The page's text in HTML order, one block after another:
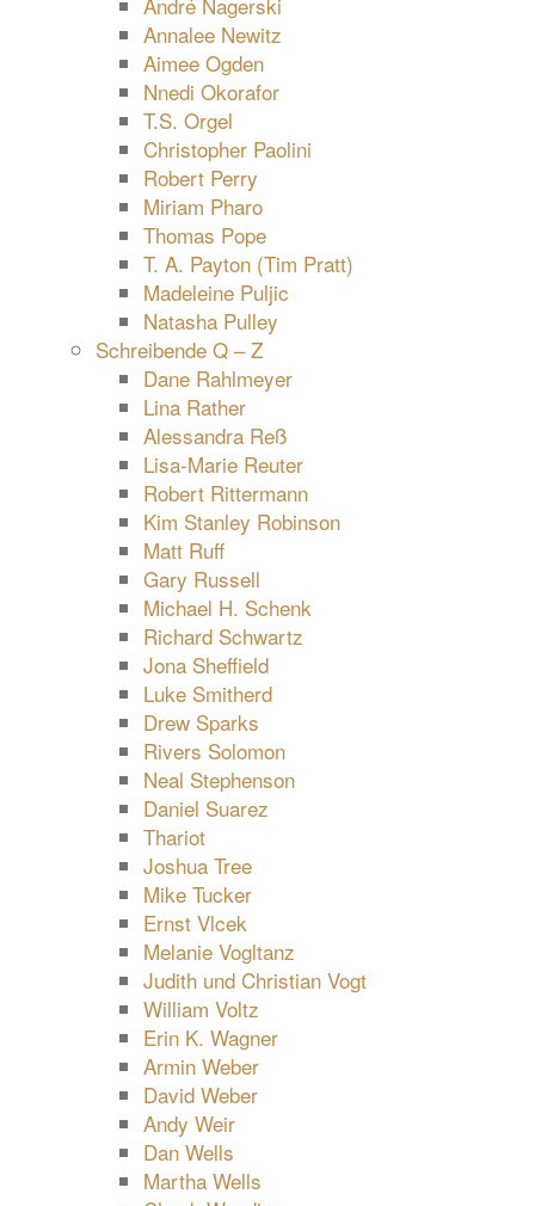
Annalee Newitz
Aimee Ogden
Nnedi Okorafor
T.S. Orgel
Christopher Paolini
Robert Perry
Miriam Pharo
Thomas Pope
T. A. Payton (Tim Pratt)
Madeleine Puljic
Natasha Pulley
Schreibende Q – Z
Dane Rahlmeyer
Lina Rather
Alessandra Reß
Lisa-Marie Reuter
Robert Rittermann
Kim Stanley Robinson
Matt Ruff
Gary Russell
Michael H. Schenk
Richard Schwartz
Jona Sheffield
Luke Smitherd
Drew Sparks
Rivers Solomon
Neal Stephenson
Daniel Suarez
Thariot
Joshua Tree
Mike Tucker
Ernst Vlcek
Melanie Vogltanz
Judith und Christian Vogt
William Voltz
Erin K. Wagner
Armin Weber
David Weber
Andy Weir
Dan Wells
Martha Wells